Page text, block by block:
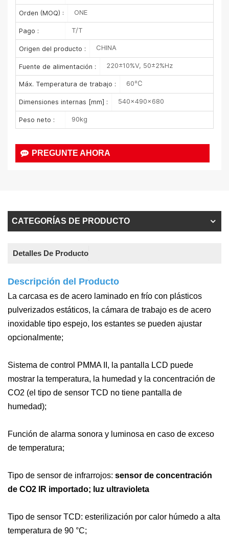
Orden (MOQ) : ONE
Pago : T/T
Origen del producto : CHINA
Fuente de alimentación : 220±10%V, 50±2%Hz
Máx. Temperatura de trabajo : 60℃
Dimensiones internas [mm] : 540×490×680
Peso neto : 90kg
PREGUNTE AHORA
CATEGORÍAS DE PRODUCTO
Detalles De Producto
Descripción del Producto
La carcasa es de acero laminado en frío con plásticos
pulverizados estáticos, la cámara de trabajo es de acero
inoxidable tipo espejo, los estantes se pueden ajustar
opcionalmente;
Sistema de control PMMA II, la pantalla LCD puede
mostrar la temperatura, la humedad y la concentración de
CO2 (el tipo de sensor TCD no tiene pantalla de
humedad);
Función de alarma sonora y luminosa en caso de exceso
de temperatura;
Tipo de sensor de infrarrojos: sensor de concentración
de CO2 IR importado; luz ultravioleta
Tipo de sensor TCD: esterilización por calor húmedo a alta
temperatura de 90 °C;